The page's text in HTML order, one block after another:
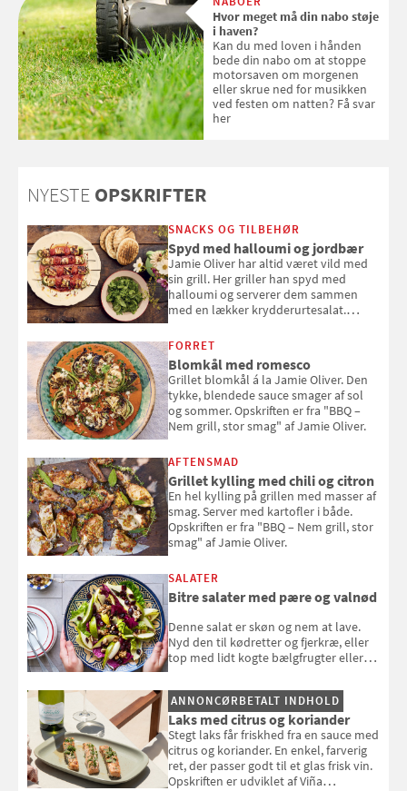
solcreme, når man bevæger
sig ud i solen
Hvor meget må din nabo støje
i haven?
Kan du med loven i hånden
bede din nabo om at stoppe
motorsaven om morgenen
eller skrue ned for musikken
ved festen om natten? Få svar
her
NYESTE OPSKRIFTER
SNACKS OG TILBEHØR
Spyd med halloumi og jordbær
Jamie Oliver har altid været vild med
sin grill. Her griller han spyd med
halloumi og serverer dem sammen
med en lækker krydderurtesalat.
smag" af Jamie Oliver.
FORRET
Blomkål med romesco
Grillet blomkål á la Jamie Oliver. Den
tykke, blendede sauce smager af sol
og sommer. Opskriften er fra "BBQ –
Nem grill, stor smag" af Jamie Oliver.
AFTENSMAD
Grillet kylling med chili og citron
En hel kylling på grillen med masser af
smag. Server med kartofler i både.
Opskriften er fra "BBQ – Nem grill, stor
smag" af Jamie Oliver.
SALATER
Bitre salater med pære og valnød
Denne salat er skøn og nem at lave.
Nyd den til kødretter og fjerkræ, eller
top med lidt kogte bælgfrugter eller
selvstændigt måltid. Opskriften er fra
Louisa Lorangs kogebog "Salat".
ANNONCØRBETALT INDHOLD
Laks med citrus og koriander
Stegt laks får friskhed fra en sauce med
citrus og koriander. En enkel, farverig
ret, der passer godt til et glas frisk vin.
Opskriften er udviklet af Viña